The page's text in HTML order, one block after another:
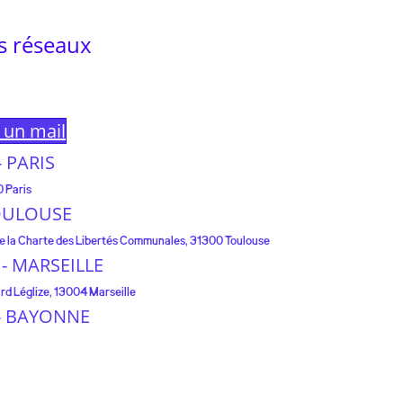
réseaux
mail
Paris
la Charte des Libertés Communales, 31300 Toulouse
Léglize, 13004 Marseille